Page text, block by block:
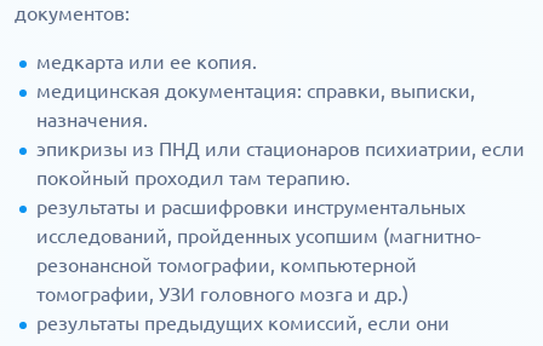
документов:
медкарта или ее копия.
медицинская документация: справки, выписки,
назначения.
эпикризы из ПНД или стационаров психиатрии, если
покойный проходил там терапию.
результаты и расшифровки инструментальных
исследований, пройденных усопшим (магнитно-
резонансной томографии, компьютерной
томографии, УЗИ головного мозга и др.)
результаты предыдущих комиссий, если они